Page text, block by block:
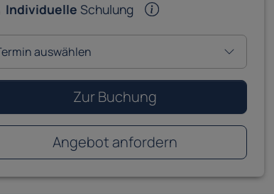
Individuelle Schulung
Zur Buchung
Angebot anfordern